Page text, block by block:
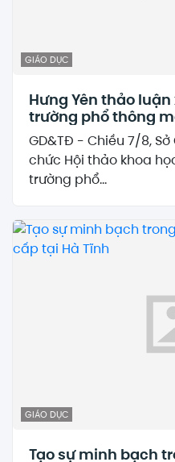
GIÁO DỤC
Hưng Yên thảo
trường phổ thông
GD&TĐ - Chiều 7/8, Sở
chức Hội thảo khoa
trường phổ...
GIÁO DỤC
Tạo sự minh bạch